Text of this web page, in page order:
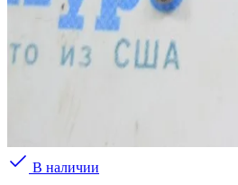
В наличии